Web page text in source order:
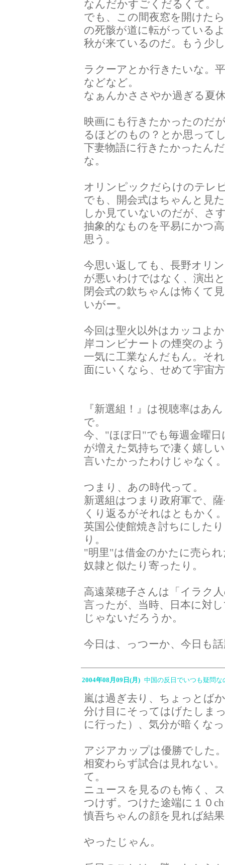
なんだかすごくだるくて。
でも、この間夜窓を開けた
の死骸が道に転がっている
秋が来ているのだ。もう少
ラクーアとか行きたいな。
などなど。
なぁんかささやか過ぎる夏
映画にも行きたかったのだ
るほどのもの？とか思って
下妻物語に行きたかったん
な。
オリンピックだらけのテレ
でも、開会式はちゃんと見
しか見ていないのだが、さ
抽象的なものを平易にかつ
思う。
今思い返しても、長野オリ
が悪いわけではなく、演出
閉会式の欽ちゃんは怖くて
いがー。
今回は聖火以外はカッコよ
岸コンビナートの煙突のよ
一気に工業なんだもん。そ
面にいくなら、せめて宇宙
『新選組！』は視聴率はあ
で。
今、"ほぼ日"でも毎週金曜
が増えた気持ちで凄く嬉し
言いたかったわけじゃなく
つまり、あの時代って。
新選組はつまり政府軍で、
くり返るがそれはともかく
英国公使館焼き討ちにした
り。
"明里"は借金のかたに売ら
奴隷と似たり寄ったり。
高遠菜穂子さんは「イラク
言ったが、当時、日本に対
じゃないだろうか。
今日は、っつーか、今日も
2004年08月09日(月) 中国の反日でいつも疑問
嵐は過ぎ去り、ちょっとば
分け目にそってはげたしま
に行った）、気分が暗くな
アジアカップは優勝でした
相変わらず試合は見れない
て。
ニュースを見るのも怖く、
つけず。つけた途端に１０
慎吾ちゃんの顔を見れば結
やったじゃん。